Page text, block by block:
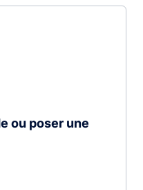
ou poser une